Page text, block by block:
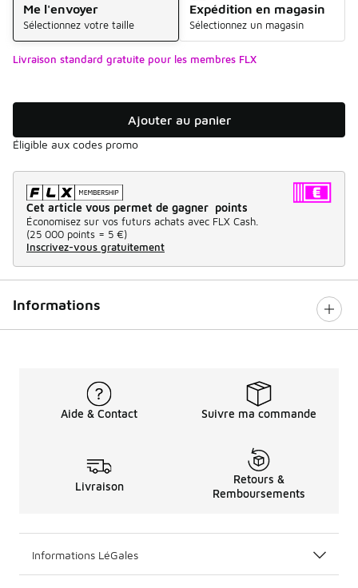
Me l'envoyer
Sélectionnez votre taille
Expédition en magasin
Sélectionnez un magasin
Livraison standard gratuite pour les membres FLX
Ajouter au panier
Éligible aux codes promo
Cet article vous permet de gagner points
Économisez sur vos futurs achats avec FLX Cash.
(25 000 points = 5 €)
Inscrivez-vous gratuitement
Informations
Aide & Contact Suivre ma commande
Livraison
Retours &
Remboursements
Informations LéGales